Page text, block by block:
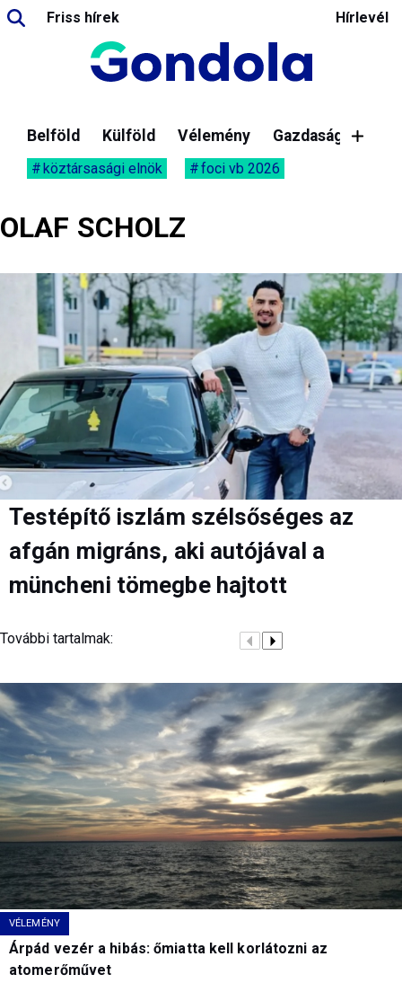
Friss hírek Hírlevél
Belföld Külföld Vélemény Gazdaság
köztársasági elnök foci vb 2026
OLAF SCHOLZ
Testépítő iszlám szélsőséges az
afgán migráns, aki autójával a
müncheni tömegbe hajtott
További tartalmak:
VÉLEMÉNY
Árpád vezér a hibás: őmiatta kell korlátozni az
atomerőművet